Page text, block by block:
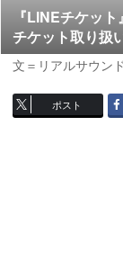
『LINEチケッ
チケット取り扱
文＝リアルサウン
ポスト